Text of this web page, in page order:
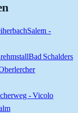
Salern -
Bad Schalders
- Vicolo